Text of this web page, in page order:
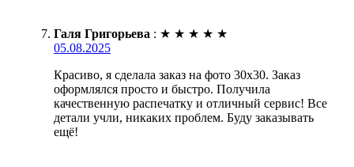
Галя Григорьева : ★ ★ ★ ★ ★
05.08.2025
Красиво, я сделала заказ на фото 30х30. Заказ
оформлялся просто и быстро. Получила
качественную распечатку и отличный сервис! Все
детали учли, никаких проблем. Буду заказывать
ещё!